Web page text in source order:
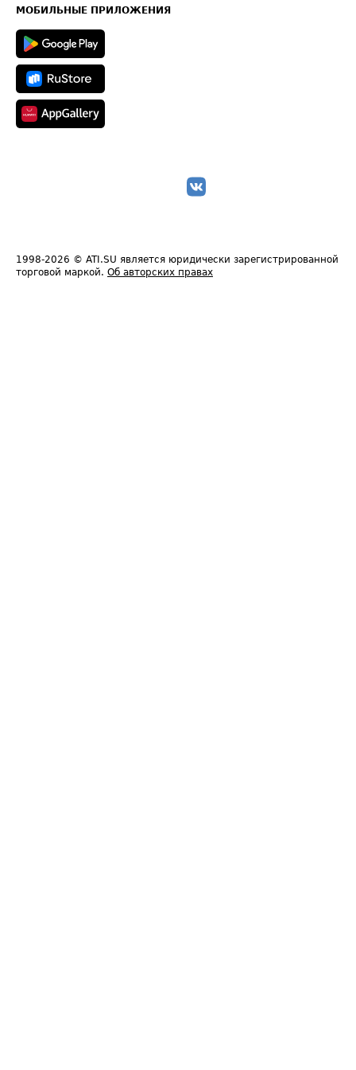
Техническая информация
МОБИЛЬНЫЕ ПРИЛОЖЕНИЯ
1998-2026 © ATI.SU является юридически зарегистрированной
торговой маркой. Об авторских правах